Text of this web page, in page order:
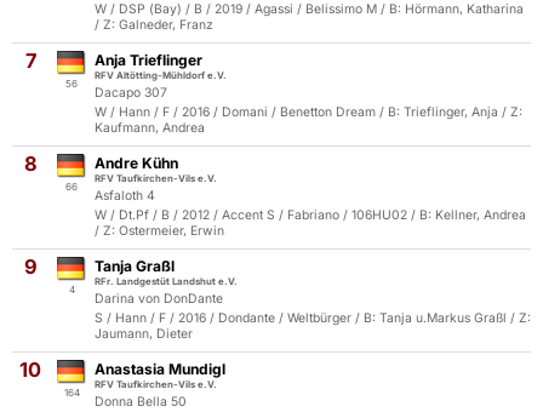
W / DSP (Bay) / B / 2019 / Agassi / Belissimo M / B: Hörmann, Katharina
/ Z: Galneder, Franz
7
56
Anja Trieflinger
RFV Altötting-Mühldorf e.V.
Dacapo 307
W / Hann / F / 2016 / Domani / Benetton Dream / B: Trieflinger, Anja / Z:
Kaufmann, Andrea
8
66
Andre Kühn
RFV Taufkirchen-Vils e.V.
Asfaloth 4
W / Dt.Pf / B / 2012 / Accent S / Fabriano / 106HU02 / B: Kellner, Andrea
/ Z: Ostermeier, Erwin
9
4
Tanja Graßl
RFr. Landgestüt Landshut e.V.
Darina von DonDante
S / Hann / F / 2016 / Dondante / Weltbürger / B: Tanja u.Markus Graßl / Z:
Jaumann, Dieter
10
164
Anastasia Mundigl
RFV Taufkirchen-Vils e.V.
Donna Bella 50